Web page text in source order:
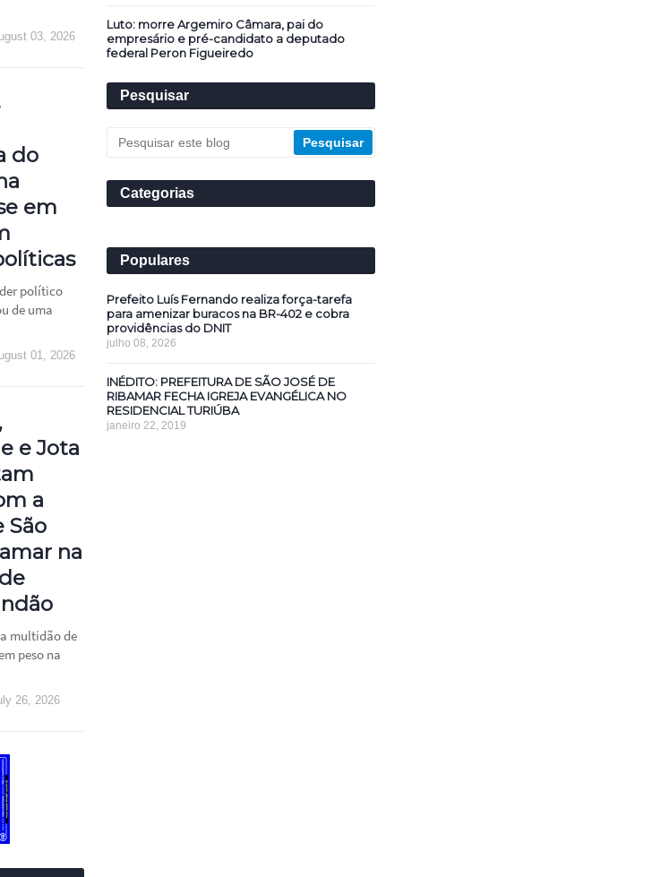
03, 2026
do
em
político
de uma
01, 2026
e Jota
a
São
na
multidão de
peso na
26, 2026
Luto: morre Argemiro Câmara, pai do
empresário e pré-candidato a deputado
federal Peron Figueiredo
Pesquisar
Categorias
Populares
Prefeito Luís Fernando realiza força-tarefa
para amenizar buracos na BR-402 e cobra
providências do DNIT
julho 08, 2026
INÉDITO: PREFEITURA DE SÃO JOSÉ DE
RIBAMAR FECHA IGREJA EVANGÉLICA NO
RESIDENCIAL TURIÚBA
janeiro 22, 2019